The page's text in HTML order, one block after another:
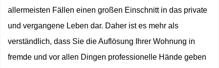
allermeisten Fällen einen großen Einschnitt in das private
und vergangene Leben dar. Daher ist es mehr als
verständlich, dass Sie die Auflösung Ihrer Wohnung in
fremde und vor allen Dingen professionelle Hände geben